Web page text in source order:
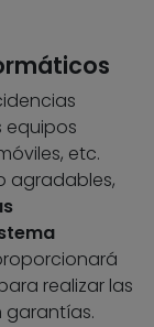
equipos
etc.
agradables,
realizar las
garantías.